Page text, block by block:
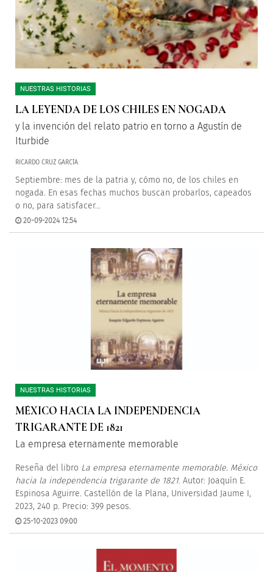
NUESTRAS HISTORIAS
LA LEYENDA DE LOS CHILES EN NOGADA
y la invención del relato patrio en torno a Agustín de
Iturbide
RICARDO CRUZ GARCÍA
Septiembre: mes de la patria y, cómo no, de los chiles en
nogada. En esas fechas muchos buscan probarlos, capeados
o no, para satisfacer...
20-09-2024 12:54
NUESTRAS HISTORIAS
MÉXICO HACIA LA INDEPENDENCIA
TRIGARANTE DE 1821
La empresa eternamente memorable
Reseña del libro La empresa eternamente memorable. México
hacia la independencia trigarante de 1821. Autor: Joaquín E.
Espinosa Aguirre. Castellón de la Plana, Universidad Jaume I,
2023, 240 p. Precio: 399 pesos.
25-10-2023 09:00